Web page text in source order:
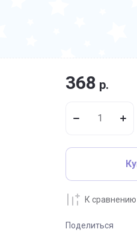
368 р.
К сравнению
Поделиться